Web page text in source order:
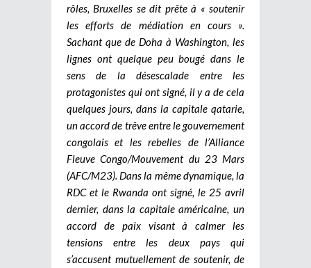
rôles, Bruxelles se dit prête à « soutenir
les efforts de médiation en cours ».
Sachant que de Doha à Washington, les
lignes ont quelque peu bougé dans le
sens de la désescalade entre les
protagonistes qui ont signé, il y a de cela
quelques jours, dans la capitale qatarie,
un accord de trêve entre le gouvernement
congolais et les rebelles de l’Alliance
Fleuve Congo/Mouvement du 23 Mars
(AFC/M23). Dans la même dynamique, la
RDC et le Rwanda ont signé, le 25 avril
dernier, dans la capitale américaine, un
accord de paix visant à calmer les
tensions entre les deux pays qui
s’accusent mutuellement de soutenir, de